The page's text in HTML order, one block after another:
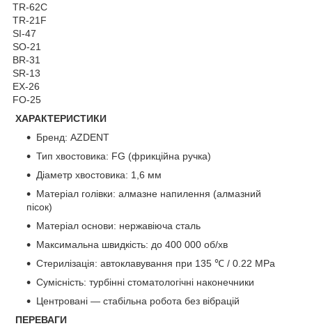
TR-62C
TR-21F
SI-47
SO-21
BR-31
SR-13
EX-26
FO-25
ХАРАКТЕРИСТИКИ
Бренд: AZDENT
Тип хвостовика: FG (фрикційна ручка)
Діаметр хвостовика: 1,6 мм
Матеріал голівки: алмазне напилення (алмазний
пісок)
Матеріал основи: нержавіюча сталь
Максимальна швидкість: до 400 000 об/хв
Стерилізація: автоклавування при 135 ℃ / 0.22 MPa
Сумісність: турбінні стоматологічні наконечники
Центровані — стабільна робота без вібрацій
ПЕРЕВАГИ